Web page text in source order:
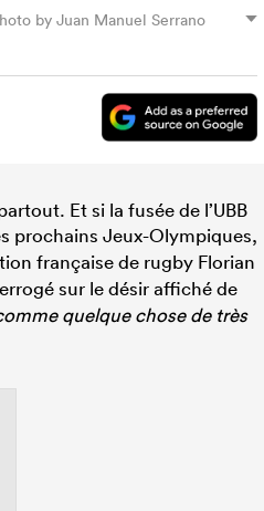
by Juan Manuel Serrano
Et si la fusée de l’UBB
prochains Jeux-Olympiques,
française de rugby Florian
sur le désir affiché de
quelque chose de très